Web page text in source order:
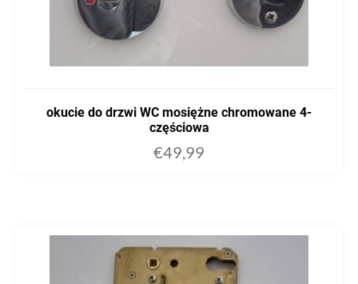
okucie do drzwi WC mosiężne chromowane 4-
częściowa
€49,99